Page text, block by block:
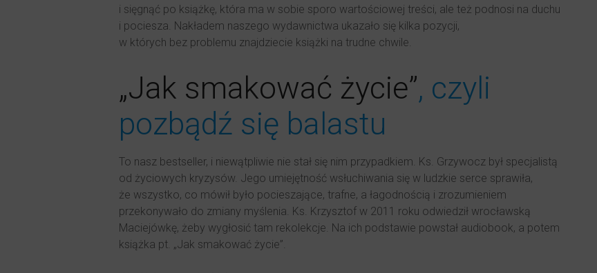
i sięgnąć po książkę, która ma w sobie sporo wartościowej treści, ale też podnosi na duchu
i pociesza. Nakładem naszego wydawnictwa ukazało się kilka pozycji,
w których bez problemu znajdziecie książki na trudne chwile.
„Jak smakować życie”, czyli
pozbądź się balastu
To nasz bestseller, i niewątpliwie nie stał się nim przypadkiem. Ks. Grzywocz był specjalistą
od życiowych kryzysów. Jego umiejętność wsłuchiwania się w ludzkie serce sprawiła,
że wszystko, co mówił było pocieszające, trafne, a łagodnością i zrozumieniem
przekonywało do zmiany myślenia. Ks. Krzysztof w 2011 roku odwiedził wrocławską
Maciejówkę, żeby wygłosić tam rekolekcje. Na ich podstawie powstał audiobook, a potem
książka pt. „Jak smakować życie”.